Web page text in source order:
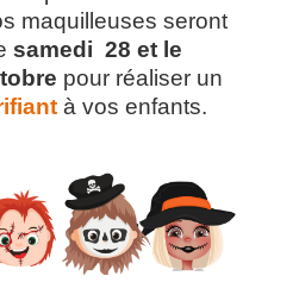
maquilleuses seront
samedi 28 et le
pour réaliser un
à vos enfants.